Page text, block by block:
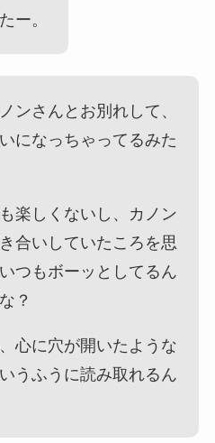
ー。
ンさんとお別れして、
になっちゃってるみた
楽しくないし、カノン
合いしていたころを思
つもボーッとしてるん
？
心に穴が開いたような
うふうに読み取れるん